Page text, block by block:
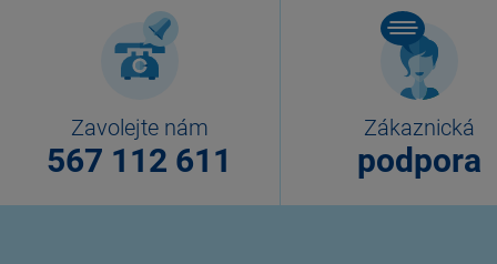
Zavolejte nám
567 112 611
Zákaznická
podpora